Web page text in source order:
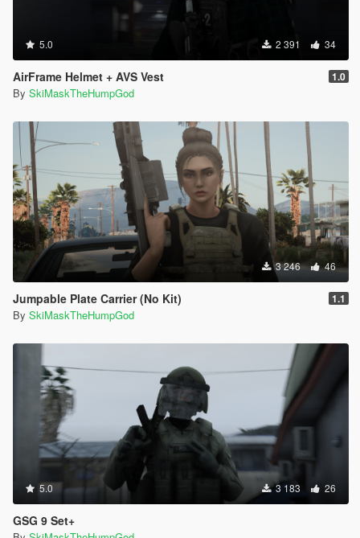
5.0 2 391 34
AirFrame Helmet + AVS Vest 1.0
By SkiMaskTheHumpGod
3 246 46
Jumpable Plate Carrier (No Kit) 1.1
By SkiMaskTheHumpGod
5.0 3 183 26
GSG 9 Set+